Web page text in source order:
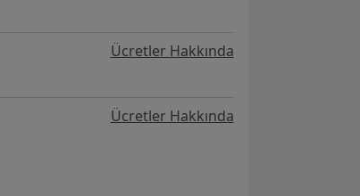
Ücretler Hakkında
Ücretler Hakkında